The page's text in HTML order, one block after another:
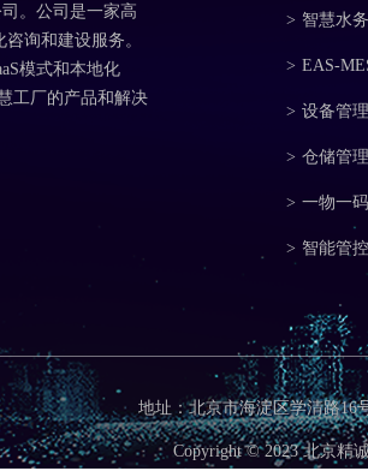
。公司是一家高
询和建设服务。
模式和本地化
工厂的产品和解决
> 智慧水
> EAS-
> 设备管
> 仓储管
> 一物一
> 智能管
地址：北京市海淀区学清路
Copyright © 2023 北京